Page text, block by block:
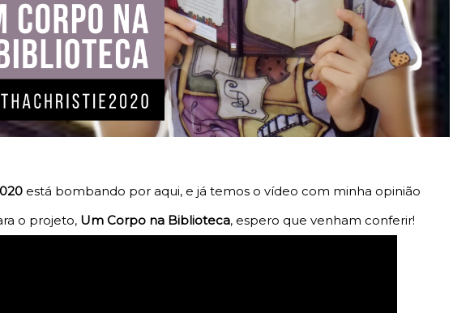
está bombando por aqui, e já temos o vídeo com minha opinião
o projeto, Um Corpo na Biblioteca, espero que venham conferir!